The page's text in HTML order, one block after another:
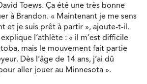
Toews. Ça été une très bonne
à Brandon. « Maintenant je me sens
et je suis prêt à partir », ajoute-t-il.
l’athlète : « il m’est difficile
mais le mouvement fait partie
Dès l’âge de 14 ans, j’ai dû
aller jouer au Minnesota ».